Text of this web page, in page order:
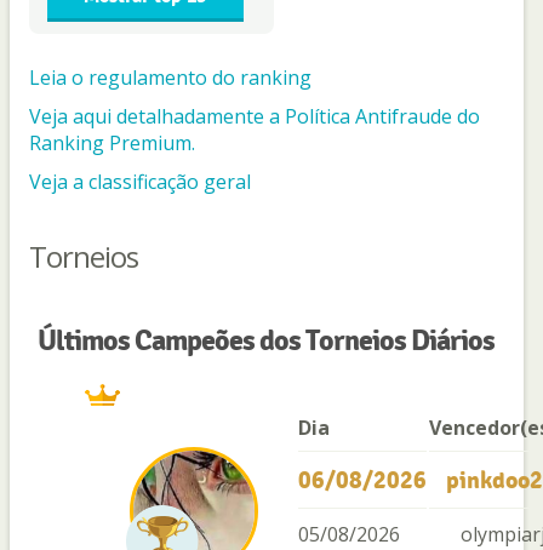
Leia o regulamento do ranking
Veja aqui detalhadamente a Política Antifraude do
Ranking Premium.
Veja a classificação geral
Torneios
Últimos Campeões dos Torneios Diários
Dia
06/08/2026
05/08/2026